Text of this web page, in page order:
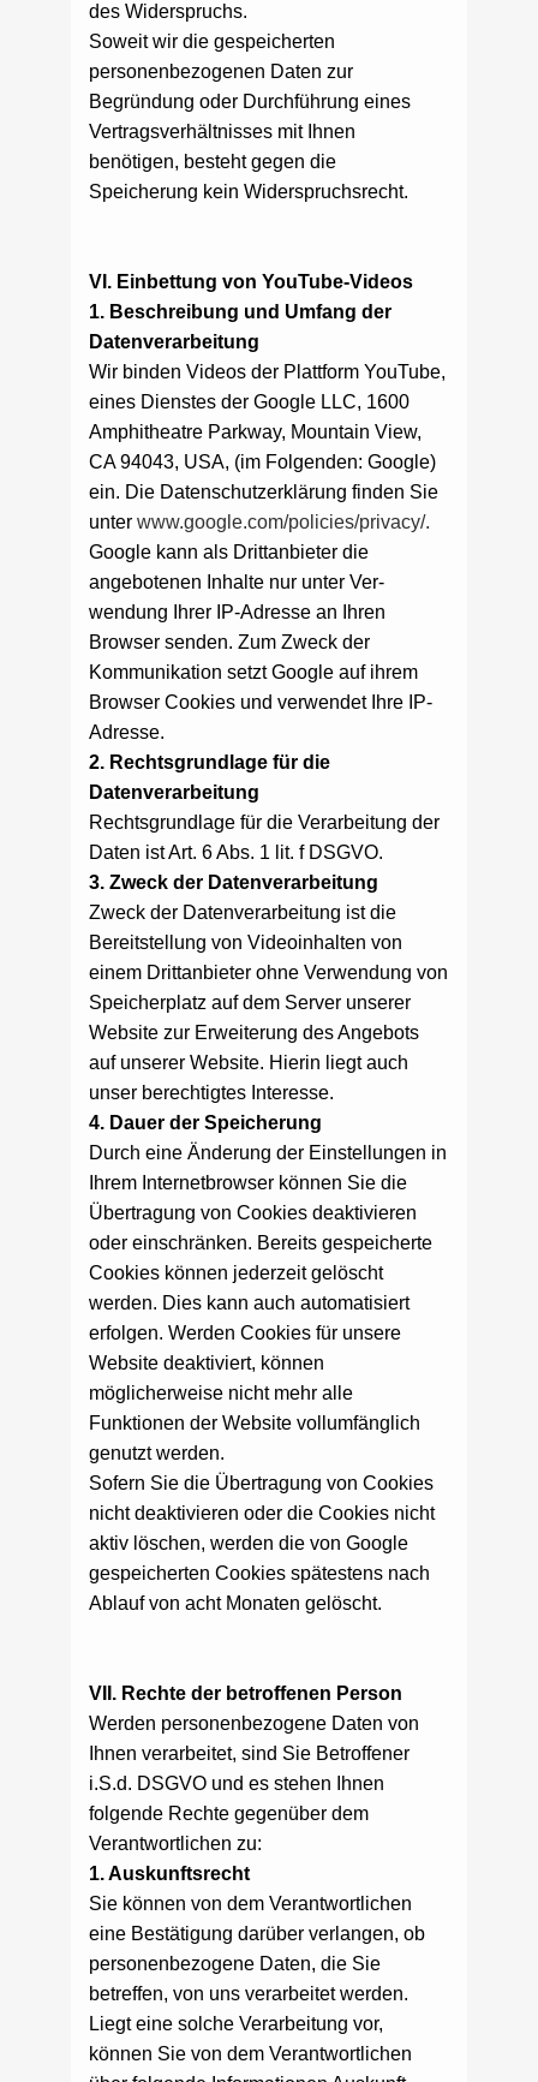
des Widerspruchs.
Soweit wir die gespeicherten
personenbezogenen Daten zur
Begründung oder Durchführung eines
Vertragsverhältnisses mit Ihnen
benötigen, besteht gegen die
Speicherung kein Widerspruchsrecht.
VI. Einbettung von YouTube-Videos
1. Beschreibung und Umfang der
Datenverarbeitung
Wir binden Videos der Plattform YouTube,
eines Dienstes der Google LLC, 1600
Amphitheatre Parkway, Mountain View,
CA 94043, USA, (im Folgenden: Google)
ein. Die Datenschutzerklärung finden Sie
unter www.google.com/policies/privacy/.
Google kann als Drittanbieter die
angebotenen Inhalte nur unter Ver-
wendung Ihrer IP-Adresse an Ihren
Browser senden. Zum Zweck der
Kommunikation setzt Google auf ihrem
Browser Cookies und verwendet Ihre IP-
Adresse.
2. Rechtsgrundlage für die
Datenverarbeitung
Rechtsgrundlage für die Verarbeitung der
Daten ist Art. 6 Abs. 1 lit. f DSGVO.
3. Zweck der Datenverarbeitung
Zweck der Datenverarbeitung ist die
Bereitstellung von Videoinhalten von
einem Drittanbieter ohne Verwendung von
Speicherplatz auf dem Server unserer
Website zur Erweiterung des Angebots
auf unserer Website. Hierin liegt auch
unser berechtigtes Interesse.
4. Dauer der Speicherung
Durch eine Änderung der Einstellungen in
Ihrem Internetbrowser können Sie die
Übertragung von Cookies deaktivieren
oder einschränken. Bereits gespeicherte
Cookies können jederzeit gelöscht
werden. Dies kann auch automatisiert
erfolgen. Werden Cookies für unsere
Website deaktiviert, können
möglicherweise nicht mehr alle
Funktionen der Website vollumfänglich
genutzt werden.
Sofern Sie die Übertragung von Cookies
nicht deaktivieren oder die Cookies nicht
aktiv löschen, werden die von Google
gespeicherten Cookies spätestens nach
Ablauf von acht Monaten gelöscht.
VII. Rechte der betroffenen Person
Werden personenbezogene Daten von
Ihnen verarbeitet, sind Sie Betroffener
i.S.d. DSGVO und es stehen Ihnen
folgende Rechte gegenüber dem
Verantwortlichen zu:
1. Auskunftsrecht
Sie können von dem Verantwortlichen
eine Bestätigung darüber verlangen, ob
personenbezogene Daten, die Sie
betreffen, von uns verarbeitet werden.
Liegt eine solche Verarbeitung vor,
können Sie von dem Verantwortlichen